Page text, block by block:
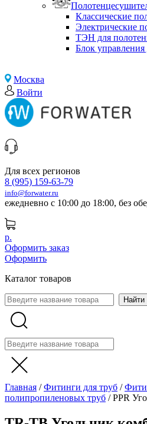
Классические
Электрические
ТЭН для
Блок
Москва
Войти
Для всех регионов
8 (995) 159-63-79
info@forwater.ru
ежедневно с 10:00 до 18:00, без
р.
Оформить заказ
Оформить
Каталог товаров
Главная /Фитинги для труб /
полипропиленовых труб /PPR